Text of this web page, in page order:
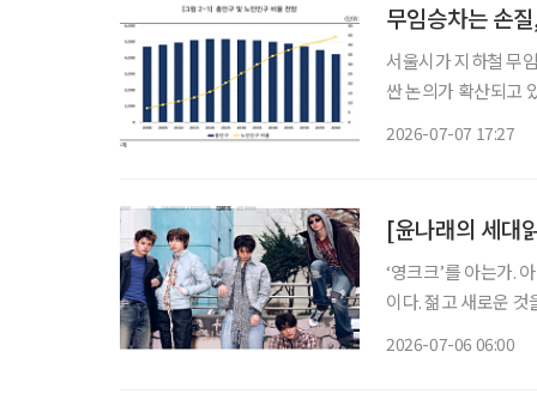
무임승차는 손
서울시가 지하철 무
싼 논의가 확산되고
2026-07-07 17:27
[윤나래의 세대
‘영크크’를 아는가.
이다. 젊고 새로운
2026-07-06 06:00